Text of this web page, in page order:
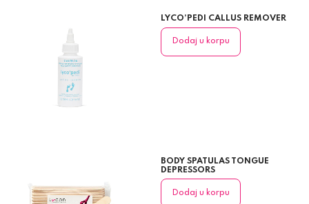
LYCO’PEDI CALLUS REMOVER
Dodaj u korpu
BODY SPATULAS TONGUE
DEPRESSORS
Dodaj u korpu